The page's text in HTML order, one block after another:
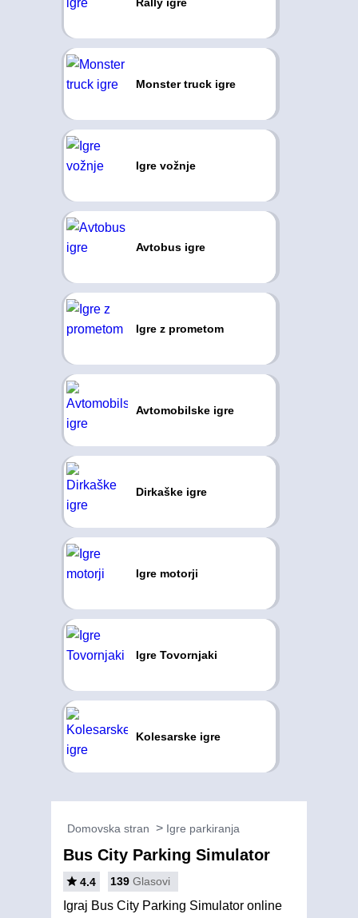
Monster truck igre
Igre vožnje
Avtobus igre
Igre z prometom
Avtomobilske igre
Dirkaške igre
Igre motorji
Igre Tovornjaki
Kolesarske igre
Domovska stran Igre parkiranja
Bus City Parking Simulator
4.4 139 Glasovi
Igraj Bus City Parking Simulator online